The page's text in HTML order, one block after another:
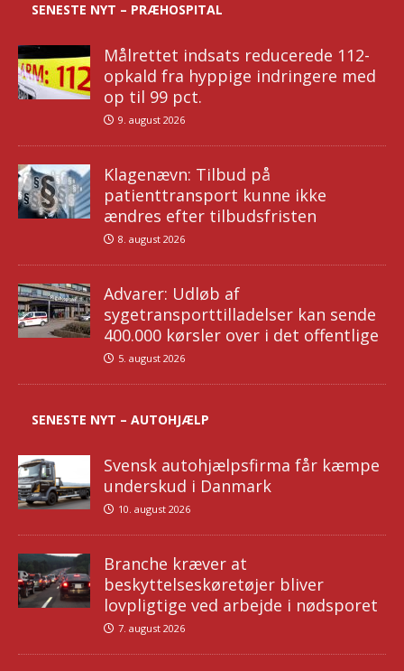
SENESTE NYT – PRÆHOSPITAL
Målrettet indsats reducerede 112-
opkald fra hyppige indringere med
op til 99 pct.
9. august 2026
Klagenævn: Tilbud på
patienttransport kunne ikke
ændres efter tilbudsfristen
8. august 2026
Advarer: Udløb af
sygetransporttilladelser kan sende
400.000 kørsler over i det offentlige
5. august 2026
SENESTE NYT – AUTOHJÆLP
Svensk autohjælpsfirma får kæmpe
underskud i Danmark
10. august 2026
Branche kræver at
beskyttelseskøretøjer bliver
lovpligtige ved arbejde i nødsporet
7. august 2026